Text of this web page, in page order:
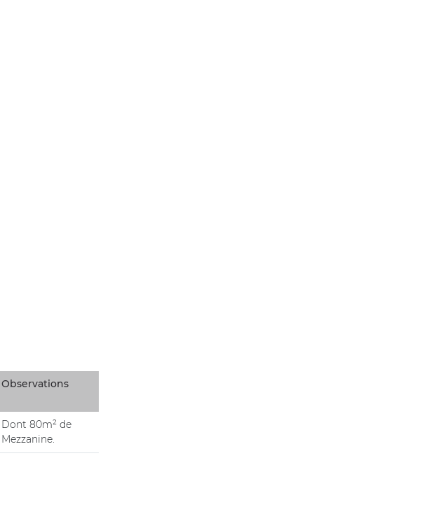
Observations
Dont 80m² de
Mezzanine.